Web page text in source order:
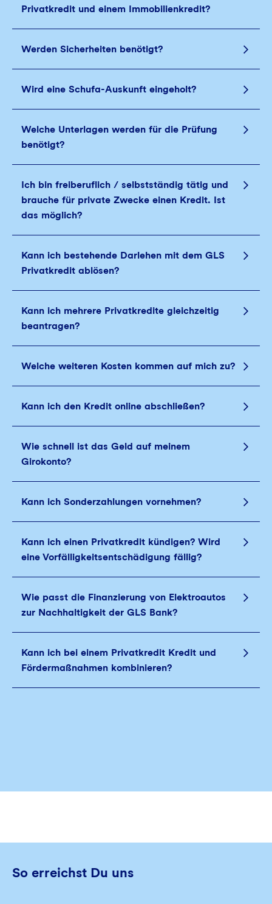
Privatkredit und einem Immobilienkredit?
Werden Sicherheiten benötigt?
Wird eine Schufa-Auskunft eingeholt?
Welche Unterlagen werden für die Prüfung
benötigt?
Ich bin freiberuflich / selbstständig tätig und
brauche für private Zwecke einen Kredit. Ist
das möglich?
Kann ich bestehende Darlehen mit dem GLS
Privatkredit ablösen?
Kann ich mehrere Privatkredite gleichzeitig
beantragen?
Welche weiteren Kosten kommen auf mich zu?
Kann ich den Kredit online abschließen?
Wie schnell ist das Geld auf meinem
Girokonto?
Kann ich Sonderzahlungen vornehmen?
Kann ich einen Privatkredit kündigen? Wird
eine Vorfälligkeitsentschädigung fällig?
Wie passt die Finanzierung von Elektroautos
zur Nachhaltigkeit der GLS Bank?
Kann ich bei einem Privatkredit Kredit und
Fördermaßnahmen kombinieren?
So erreichst Du uns